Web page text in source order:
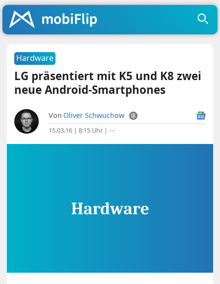
Hardware
LG präsentiert mit K5 und K8 zwei
neue Android-Smartphones
Von Oliver Schwuchow
15.03.16 | 8:15 Uhr | ⋯